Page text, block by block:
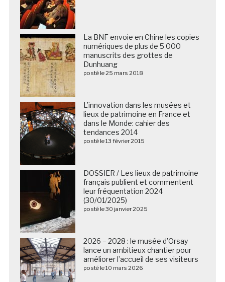
La BNF envoie en Chine les copies
numériques de plus de 5 000
manuscrits des grottes de
Dunhuang
posté le 25 mars 2018
L’innovation dans les musées et
lieux de patrimoine en France et
dans le Monde: cahier des
tendances 2014
posté le 13 février 2015
DOSSIER / Les lieux de patrimoine
français publient et commentent
leur fréquentation 2024
(30/01/2025)
posté le 30 janvier 2025
2026 – 2028 : le musée d’Orsay
lance un ambitieux chantier pour
améliorer l’accueil de ses visiteurs
posté le 10 mars 2026